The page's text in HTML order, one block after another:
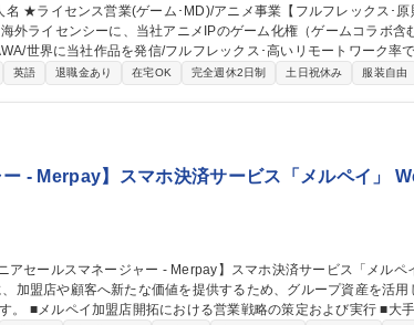
世界に当社作品を発信/フルフレックス･高いリモートワーク率
ームとの各種調整等。 より事業を拡大するために能動的に動いて
英語 退職金あり 在宅OK 完全週休2日制 土日祝休み 服装自由
ー - Merpay】スマホ決済サービス「メルペイ」
加盟店や顧客へ新たな価値を提供するため、グループ資産を活用
メルペイ加盟店開拓における営業戦略の策定および実行 ■大手企業